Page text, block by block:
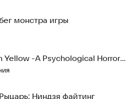
монстра игры
Yellow -A Psychological Horror
Ниндзя файтинг